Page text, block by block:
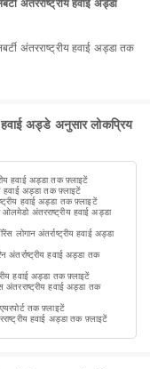
अंतरराष्ट्रीय हवाई अड्डा
हवाई अड्डे अनुसार लोकप्रिय
हवाई अड्डा तक फ़्लाइटें
हवाई अड्डा तक फ़्लाइटें
हवाई अड्डा तक फ़्लाइटें
ओलमेडो अंतरराष्ट्रीय हवाई अड्डा
लोगान अंतर्राष्ट्रीय हवाई अड्डा
अंतर्राष्ट्रीय हवाई अड्डा तक
हवाई अड्डा तक फ़्लाइटें
अंतरराष्ट्रीय हवाई अड्डा तक
तक फ़्लाइटें
हवाई अड्डा तक फ़्लाइटें